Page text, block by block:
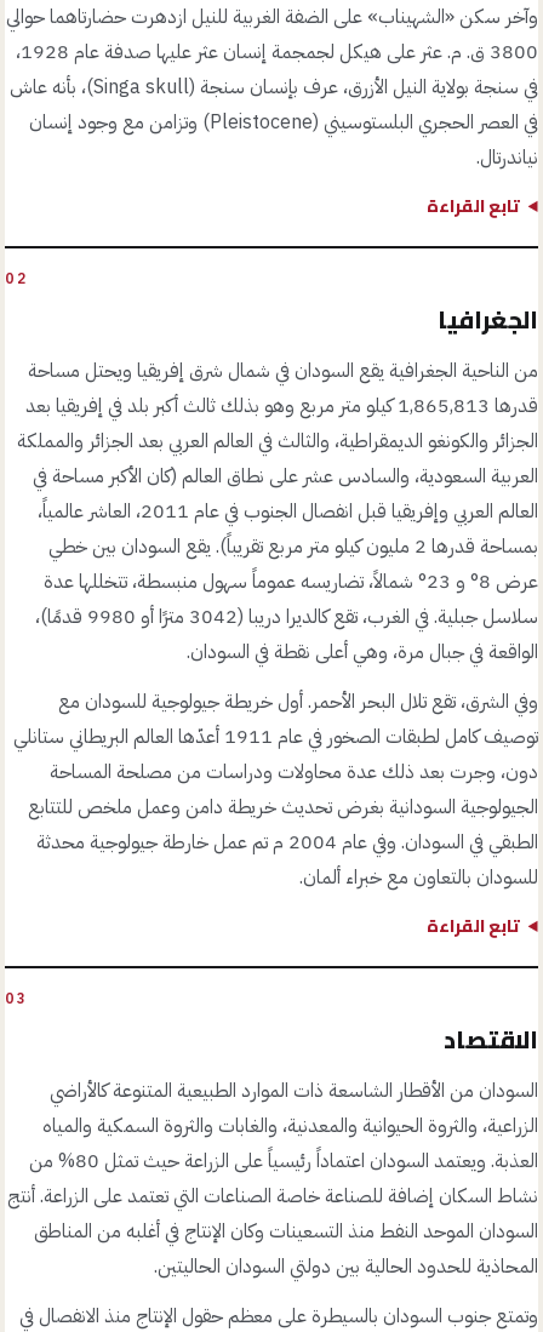
وآخر سكن «الشهيناب» على الضفة الغربية للنيل ازدهرت حضارتاهما حوالي
3800 ق. م. عثر على هيكل لجمجمة إنسان عثر عليها صدفة عام 1928،
في سنجة بولاية النيل الأزرق، عرف بإنسان سنجة (Singa skull)، بأنه عاش
في العصر الحجري البلستوسيني (Pleistocene) وتزامن مع وجود إنسان
نياندرتال.
تابع القراءة
02
الجغرافيا
من الناحية الجغرافية يقع السودان في شمال شرق إفريقيا ويحتل مساحة
قدرها 1,865,813 كيلو متر مربع وهو بذلك ثالث أكبر بلد في إفريقيا بعد
الجزائر والكونغو الديمقراطية، والثالث في العالم العربي بعد الجزائر والمملكة
العربية السعودية، والسادس عشر على نطاق العالم (كان الأكبر مساحة في
العالم العربي وإفريقيا قبل انفصال الجنوب في عام 2011، العاشر عالمياً،
بمساحة قدرها 2 مليون كيلو متر مربع تقريباً). يقع السودان بين خطي
عرض 8° و 23° شمالاً، تضاريسه عموماً سهول منبسطة، تتخللها عدة
سلاسل جبلية. في الغرب، تقع كالديرا دريبا (3042 مترًا أو 9980 قدمًا)،
الواقعة في جبال مرة، وهي أعلى نقطة في السودان.
وفي الشرق، تقع تلال البحر الأحمر. أول خريطة جيولوجية للسودان مع
توصيف كامل لطبقات الصخور في عام 1911 أعدّها العالم البريطاني ستانلي
دون، وجرت بعد ذلك عدة محاولات ودراسات من مصلحة المساحة
الجيولوجية السودانية بغرض تحديث خريطة دامن وعمل ملخص للتتابع
الطبقي في السودان. وفي عام 2004 م تم عمل خارطة جيولوجية محدثة
للسودان بالتعاون مع خبراء ألمان.
تابع القراءة
03
الاقتصاد
السودان من الأقطار الشاسعة ذات الموارد الطبيعية المتنوعة كالأراضي
الزراعية، والثروة الحيوانية والمعدنية، والغابات والثروة السمكية والمياه
العذبة. ويعتمد السودان اعتماداً رئيسياً على الزراعة حيث تمثل 80% من
نشاط السكان إضافة للصناعة خاصة الصناعات التي تعتمد على الزراعة. أنتج
السودان الموحد النفط منذ التسعينات وكان الإنتاج في أغلبه من المناطق
المحاذية للحدود الحالية بين دولتي السودان الحاليتين.
وتمتع جنوب السودان بالسيطرة على معظم حقول الإنتاج منذ الانفصال في